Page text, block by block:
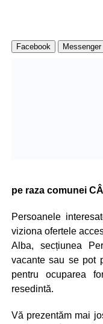
Facebook Messenger
pe raza comunei
Persoanele
viziona ofertele
Alba, secțiunea
vacante sau se pot
pentru ocuparea
resedintă.
Vă prezentăm mai